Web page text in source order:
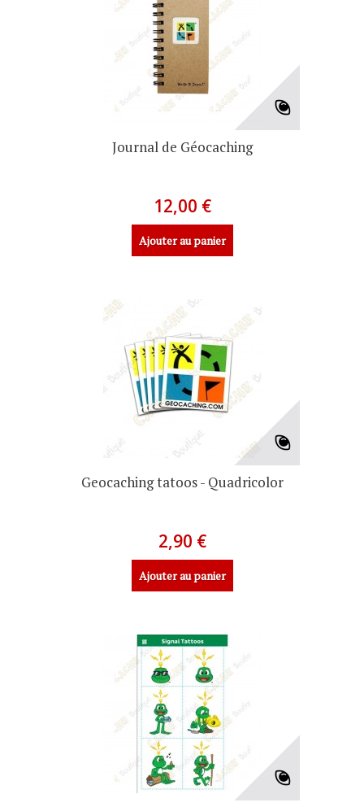
Journal de Géocaching
12,00 €
Ajouter au panier
Geocaching tatoos - Quadricolor
2,90 €
Ajouter au panier